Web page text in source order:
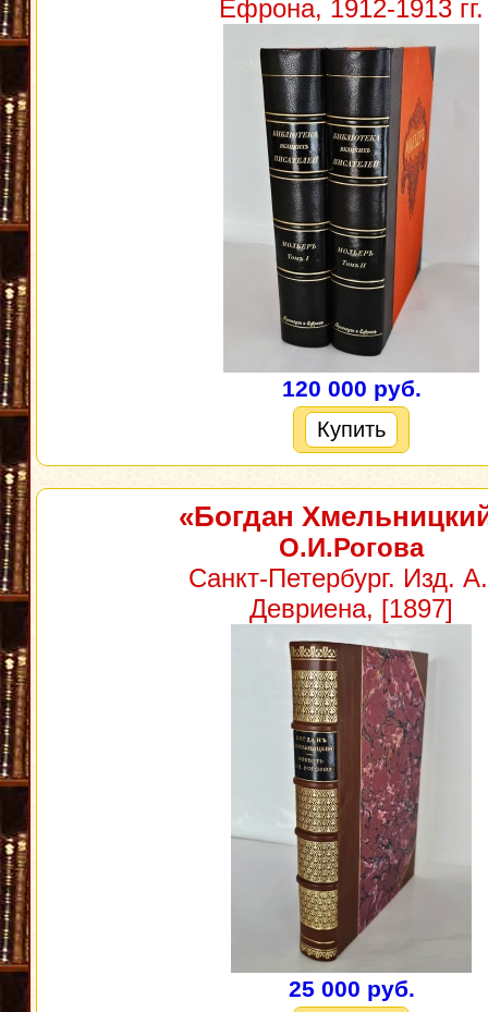
Ефрона, 1912-1913 гг.
120 000 руб.
Купить
«Богдан
О.И.Рогова
Санкт-Петербург. Изд.
Девриена, [1897]
25 000 руб.